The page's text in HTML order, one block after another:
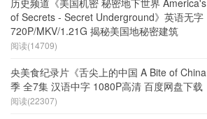
of Secrets - Secret Underground》英语无字
720P/MKV/1.21G 揭秘美国地秘密建筑
阅读(14709)
央美食纪录片《舌尖上的中国 A Bite of
季 全7集 汉语中字 1080P高清 百度网盘下载
阅读(22307)